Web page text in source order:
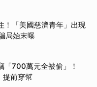
！「美國慈濟青年」出現
局始末曝
「700萬元全被偷」！
提前穿幫